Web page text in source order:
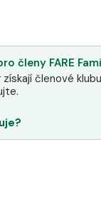
členy FARE
získají členové